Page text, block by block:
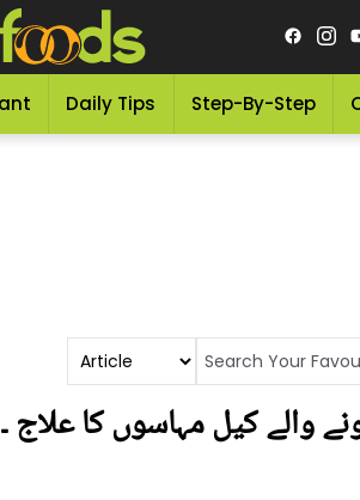
Daily Tips Step-By-Step
والے کیل مہاسوں کا علاج